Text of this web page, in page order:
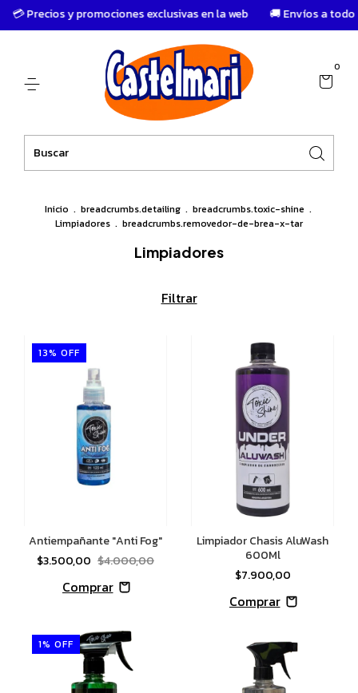
Precios y promociones exclusivas en la web 🚚 Envíos a todo el
0
Inicio . breadcrumbs.detailing . breadcrumbs.toxic-shine .
Limpiadores . breadcrumbs.removedor-de-brea-x-tar
Limpiadores
Filtrar
13% OFF
Antiempañante "Anti Fog"
$3.500,00 $4.000,00
Limpiador Chasis AluWash
600Ml
$7.900,00
1% OFF